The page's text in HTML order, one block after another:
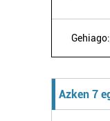
Gehiago:
Azken 7